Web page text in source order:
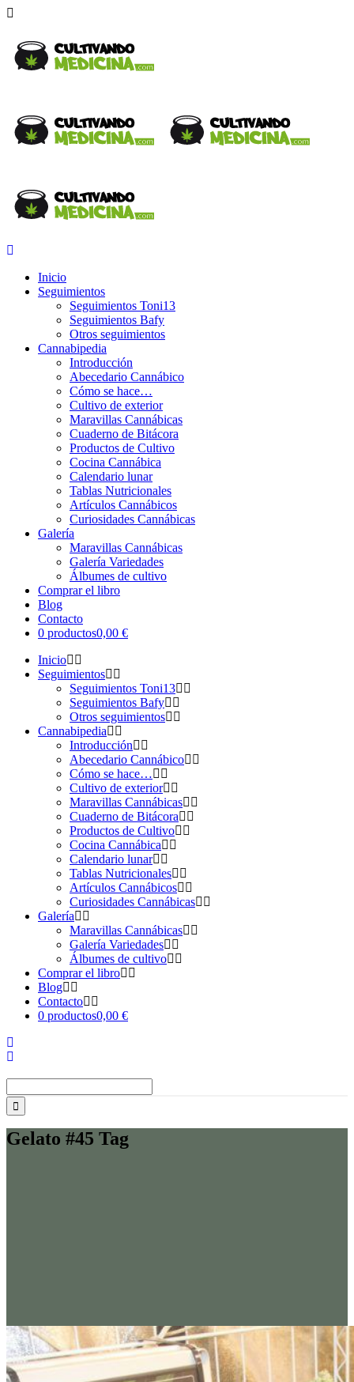
Inicio
Seguimientos
Seguimientos Toni13
Seguimientos Bafy
Otros seguimientos
Cannabipedia
Introducción
Abecedario Cannábico
Cómo se hace…
Cultivo de exterior
Maravillas Cannábicas
Cuaderno de Bitácora
Productos de Cultivo
Cocina Cannábica
Calendario lunar
Tablas Nutricionales
Artículos Cannábicos
Curiosidades Cannábicas
Galería
Maravillas Cannábicas
Galería Variedades
Álbumes de cultivo
Comprar el libro
Blog
Contacto
0 productos0,00 €
Inicio
Seguimientos
Seguimientos Toni13
Seguimientos Bafy
Otros seguimientos
Cannabipedia
Introducción
Abecedario Cannábico
Cómo se hace…
Cultivo de exterior
Maravillas Cannábicas
Cuaderno de Bitácora
Productos de Cultivo
Cocina Cannábica
Calendario lunar
Tablas Nutricionales
Artículos Cannábicos
Curiosidades Cannábicas
Galería
Maravillas Cannábicas
Galería Variedades
Álbumes de cultivo
Comprar el libro
Blog
Contacto
0 productos0,00 €
Gelato #45 Tag